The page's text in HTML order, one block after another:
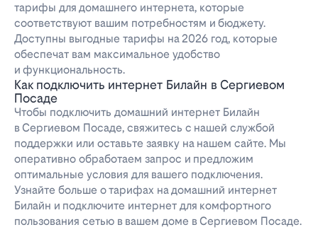
тарифы для домашнего интернета, которые
соответствуют вашим потребностям и бюджету.
Доступны выгодные тарифы на 2026 год, которые
обеспечат вам максимальное удобство
и функциональность.
Как подключить интернет Билайн в Сергиевом
Посаде
Чтобы подключить домашний интернет Билайн
в Сергиевом Посаде, свяжитесь с нашей службой
поддержки или оставьте заявку на нашем сайте. Мы
оперативно обработаем запрос и предложим
оптимальные условия для вашего подключения.
Узнайте больше о тарифах на домашний интернет
Билайн и подключите интернет для комфортного
пользования сетью в вашем доме в Сергиевом Посаде.